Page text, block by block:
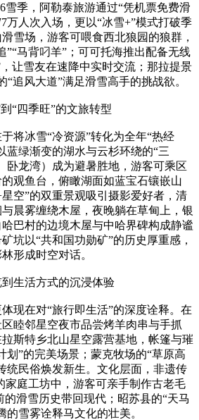
雪季，阿勒泰旅游通过“凭机票免费滑
万人次入场，更以“冰雪+”模式打破季
雪场，游客可喂食西北狼园的狼群，
”“马背叼羊”；可可托海推出配备无线
让雪友在速降中实时交流；那拉提景
“追风大道”满足滑雪高手的挑战欲。
“四季旺”的文旅转型
将冰雪“冷资源”转化为全年“热经
蓝绿渐变的湖水与云杉环绕的“三
卧龙湾）成为避暑胜地，游客可乘区
观鱼台，俯瞰湖面如蓝宝石镶嵌山
空”的双重景观吸引摄影爱好者，清
晨雾缠绕木屋，夜晚躺在草甸上，银
巴村的边境木屋与中哈界碑构成静谧
坑以“共和国功勋矿”的历史厚重感，
形成时空对话。
生活方式的沉浸体验
现在对“旅行即生活”的深度诠释。在
睦邻星空夜市品尝烤羊肉串与手抓
斯特乡北山星空露营基地，帐篷与璀
划”的完美场景；蒙克牧场的“草原高
统民俗焕发新生。文化层面，非遗传
家庭工坊中，游客可亲手制作古老毛
的滑雪历史带回现代；昭苏县的“天马
的雪雾诠释马文化的壮美。